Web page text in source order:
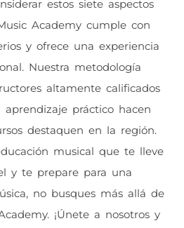
estos siete aspectos
Academy cumple con
y ofrece una experiencia
Nuestra metodología
altamente calificados
práctico hacen
destaquen en la región.
musical que te lleve
y te prepare para una
no busques más allá de
¡Únete a nosotros y